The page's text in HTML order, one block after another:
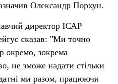
Олександр Порхун.
директор ІСАР
сказав: "Ми точно
окремо, зокрема
не зможе надати стільки
ми разом, працюючи